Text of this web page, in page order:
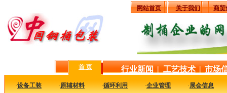
网站首页 关于我们 商贸
首 页 行业新闻 | 工艺技术 | 市场
·设备工装 ·原辅材料 ·循环利用 ·企业管理 ·展会信息